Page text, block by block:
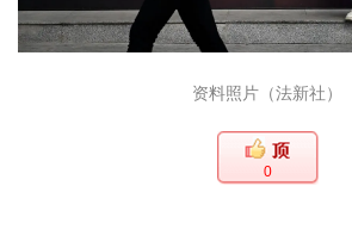
资料照片（法新社）
0